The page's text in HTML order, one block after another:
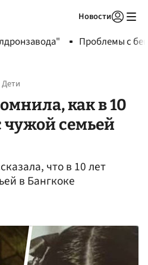
Новости
Проблемы с
как в 10
чужой семьей
что в 10 лет
в Бангкоке